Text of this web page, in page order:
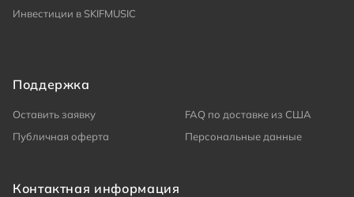
Инвестиции в SKIFMUSIC
Поддержка
Оставить заявку
FAQ по доставке из США
Публичная оферта
Персональные данные
Контактная информация